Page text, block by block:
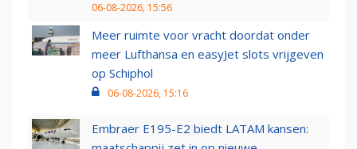
06-08-2026, 15:56
Meer ruimte voor vracht doordat onder
meer Lufthansa en easyJet slots vrijgeven
op Schiphol
06-08-2026, 15:16
Embraer E195-E2 biedt LATAM kansen: